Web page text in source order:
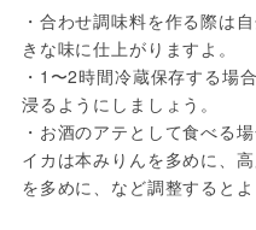
・合わせ調味料を作る際は
きな味に仕上がりますよ。
・1〜2時間冷蔵保存する場
浸るようにしましょう。
・お酒のアテとして食べる
イカは本みりんを多めに、
を多めに、など調整すると